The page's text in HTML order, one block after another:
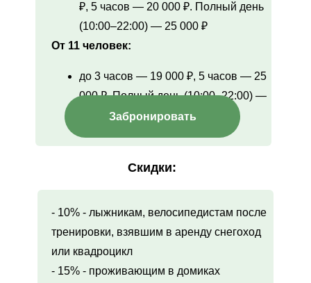
Скидки:
- 10% - лыжникам, велосипедистам после
тренировки, взявшим в аренду снегоход
или квадроцикл
- 15% - проживающим в домиках
₽, 5 часов — 20 000 ₽. Полный день
(10:00–22:00) — 25 000 ₽
От 11 человек:
до 3 часов — 19 000 ₽, 5 часов — 25
000 ₽. Полный день (10:00–22:00) —
30 000 ₽Забронировать